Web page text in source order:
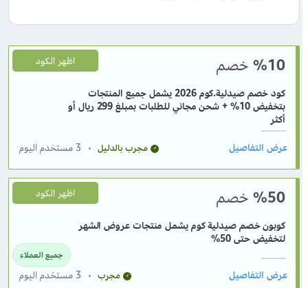
%10 خصم
كود خصم صيدلية.كوم 2026 يشمل جميع المنتجات
بتخفيض 10% + شحن مجاني للطلبات بمبلغ 299 ريال أو
أكثر
اظهر الكود
مجرب بالدليل 3 مستخدم اليوم
%50 خصم
جميع العملاء
كوبون خصم صيدلية كوم يشمل منتجات عروض الشهر
لتخفيض حتى 50%
اظهر الكود
مجرب 3 مستخدم اليوم